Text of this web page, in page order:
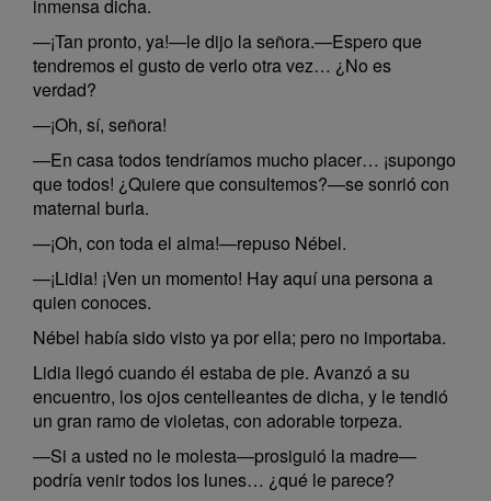
inmensa dicha.
—¡Tan pronto, ya!—le dijo la señora.—Espero que
tendremos el gusto de verlo otra vez… ¿No es
verdad?
—¡Oh, sí, señora!
—En casa todos tendríamos mucho placer… ¡supongo
que todos! ¿Quiere que consultemos?—se sonrió con
maternal burla.
—¡Oh, con toda el alma!—repuso Nébel.
—¡Lidia! ¡Ven un momento! Hay aquí una persona a
quien conoces.
Nébel había sido visto ya por ella; pero no importaba.
Lidia llegó cuando él estaba de pie. Avanzó a su
encuentro, los ojos centelleantes de dicha, y le tendió
un gran ramo de violetas, con adorable torpeza.
—Si a usted no le molesta—prosiguió la madre—
podría venir todos los lunes… ¿qué le parece?